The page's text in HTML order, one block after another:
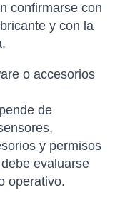
confirmarse con
y con la
o accesorios
de
y permisos
evaluarse
operativo.